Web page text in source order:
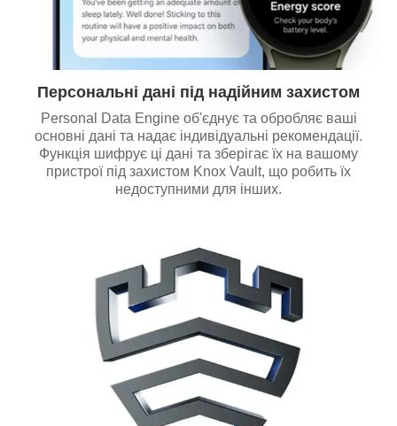
Персональні дані під надійним захистом
Personal Data Engine об'єднує та обробляє ваші
основні дані та надає індивідуальні рекомендації.
Функція шифрує ці дані та зберігає їх на вашому
пристрої під захистом Knox Vault, що робить їх
недоступними для інших.